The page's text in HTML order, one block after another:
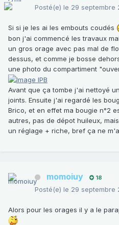
Posté(e) le 29 septembre
Si si je les ai les embouts coudés
bon j'ai commencé les travaux
un gros orage avec pas mal de
dessus, et comme je bosse
une photo du compartiment
Avant que ça tombe j'ai nettoyé
joints. Ensuite j'ai regardé les
Brico, et en effet ma bougie n°2
autres, pas de dépot huileux,
un réglage + riche, bref ça ne
momoiuy 18
Posté(e) le 29 septembre
Alors pour les orages il y a le